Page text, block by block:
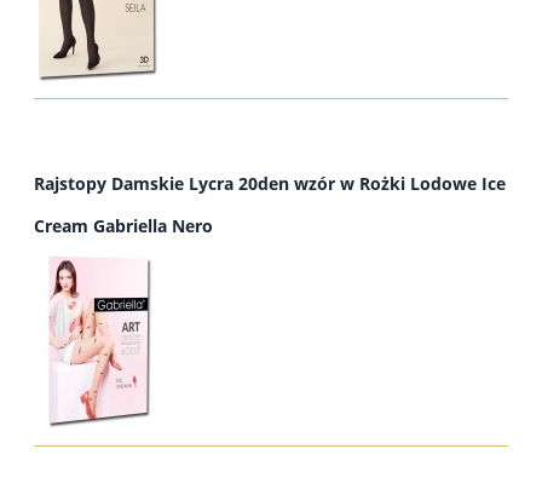
Rajstopy Damskie Lycra 20den wzór w Rożki Lodowe Ice
Cream Gabriella Nero